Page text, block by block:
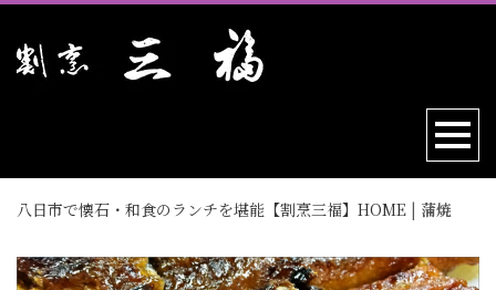
八日市で懐石・和食のランチを堪能【割烹三福】HOME | 蒲焼